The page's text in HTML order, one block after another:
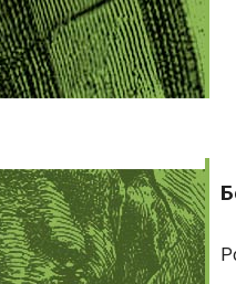
Беременность